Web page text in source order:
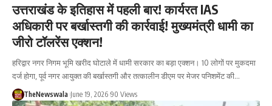
उत्तराखंड के इतिहास में पहली बार! कार्यरत IAS
अधिकारी पर बर्खास्तगी की कार्रवाई! मुख्यमंत्री धामी का
जीरो टॉलरेंस एक्शन!
हरिद्वार नगर निगम भूमि खरीद घोटाले में धामी सरकार का बड़ा एक्शन। 10 लोगों पर मुकदमा
दर्ज होगा, पूर्व नगर आयुक्त की बर्खास्तगी और तत्कालीन डीएम पर मेजर पनिशमेंट की…
TheNewswala June 19, 2026 90 Views